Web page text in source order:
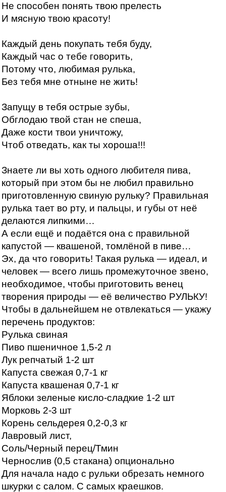
Не способен понять твою прелесть
И мясную твою красоту!
Каждый день покупать тебя буду,
Каждый час о тебе говорить,
Потому что, любимая рулька,
Без тебя мне отныне не жить!
Запущу в тебя острые зубы,
Обглодаю твой стан не спеша,
Даже кости твои уничтожу,
Чтоб отведать, как ты хороша!!!
Знаете ли вы хоть одного любителя пива,
который при этом бы не любил правильно
приготовленную свиную рульку? Правильная
рулька тает во рту, и пальцы, и губы от неё
делаются липкими…
А если ещё и подаётся она с правильной
капустой — квашеной, томлёной в пиве…
Эх, да что говорить! Такая рулька — идеал, и
человек — всего лишь промежуточное звено,
необходимое, чтобы приготовить венец
творения природы — её величество РУЛЬКУ!
Чтобы в дальнейшем не отвлекаться — укажу
перечень продуктов:
Рулька свиная
Пиво пшеничное 1,5-2 л
Лук репчатый 1-2 шт
Капуста свежая 0,7-1 кг
Капуста квашеная 0,7-1 кг
Яблоки зеленые кисло-сладкие 1-2 шт
Морковь 2-3 шт
Корень сельдерея 0,2-0,3 кг
Лавровый лист,
Соль/Черный перец/Тмин
Чернослив (0,5 стакана) опционально
Для начала надо с рульки обрезать немного
шкурки с салом. С самых краешков.